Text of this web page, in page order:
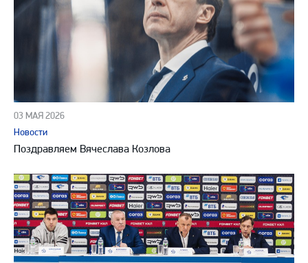
03 МАЯ 2026
Новости
Поздравляем Вячеслава Козлова